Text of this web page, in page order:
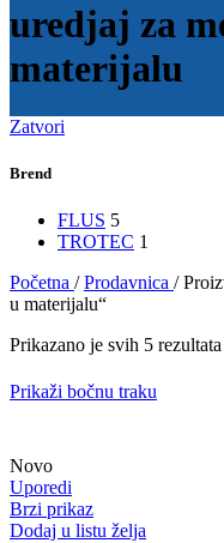
uredjaj za
materijalu
Zatvori
Brend
FLUS 5
TROTEC 1
Početna / Prodavnica /
u materijalu“
Prikazano je svih 5 rezultata
Prikaži bočnu traku
Novo
Uporedi
Brzi prikaz
Dodaj u listu želja